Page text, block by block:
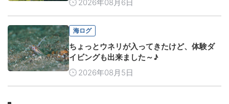
2026年08月6日
海ログ
ちょっとウネリが入ってきたけど、体験ダ
イビングも出来ました～♪
2026年08月5日